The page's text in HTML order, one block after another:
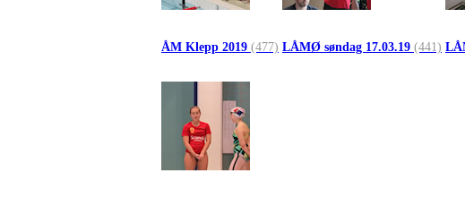
ÅM Klepp 2019 (477) LÅMØ søndag 17.03.19 (441)